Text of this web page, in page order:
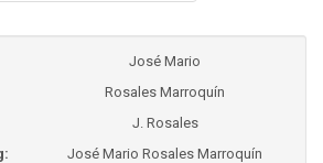
José Mario
Rosales Marroquín
J. Rosales
José Mario Rosales Marroquín